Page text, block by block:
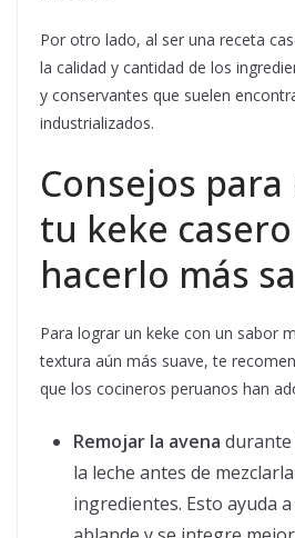
Por otro lado, al ser una receta
la calidad y cantidad de los
y conservantes que suelen
industrializados.
Consejos
tu keke
hacerlo más
Para lograr un keke con un sabor
textura aún más suave, te
que los cocineros peruanos han
Remojar la avena durante
la leche antes de
ingredientes. Esto ayuda